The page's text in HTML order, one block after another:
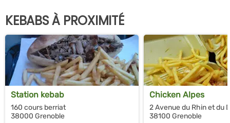
KEBABS À PROXIMITÉ
Station kebab
160 cours berriat
38000 Grenoble
Chicken Alpes
2 Avenue du Rhin et du
38100 Grenoble